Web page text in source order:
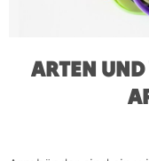
ARTEN